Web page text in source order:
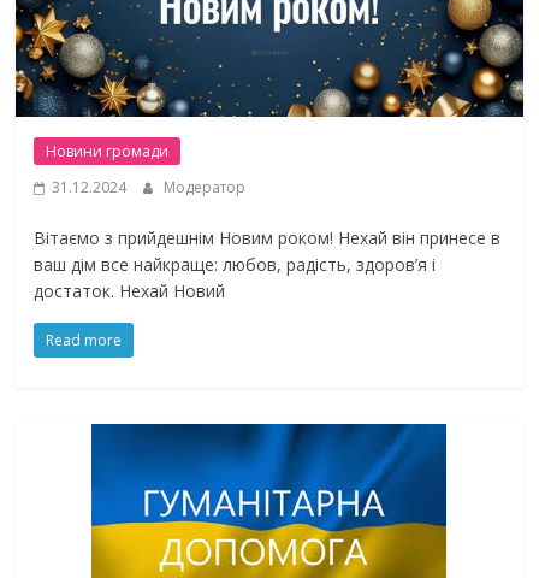
Новини громади
31.12.2024
Модератор
Вітаємо з прийдешнім Новим роком! Нехай він принесе в
ваш дім все найкраще: любов, радість, здоров’я і
достаток. Нехай Новий
Read more